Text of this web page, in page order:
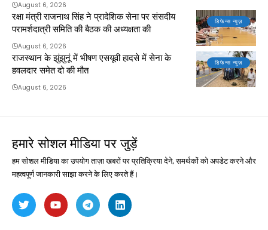
August 6, 2026
डिफेन्स न्यूज़
रक्षा मंत्री राजनाथ सिंह ने प्रादेशिक सेना पर संसदीय
परामर्शदात्री समिति की बैठक की अध्यक्षता की
August 6, 2026
डिफेन्स न्यूज़
राजस्थान के झुंझुनूं में भीषण एसयूवी हादसे में सेना के
हवलदार समेत दो की मौत
August 6, 2026
हमारे सोशल मीडिया पर जुड़ें
हम सोशल मीडिया का उपयोग ताज़ा खबरों पर प्रतिक्रिया देने, समर्थकों को अपडेट करने और
महत्वपूर्ण जानकारी साझा करने के लिए करते हैं।